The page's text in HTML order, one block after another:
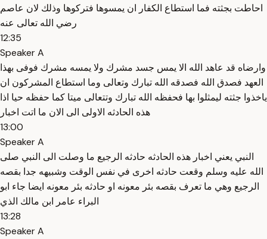
احاطت بجثته فما استطاع الكفار ان يمسوها فتركوها وذلك لان عاصم
رضي الله تعالى عنه
12:35
Speaker A
وارضاه قد عاهد الله الا يمس جسد مشرك ولا يمسه مشرك فوفى بهذا
العهد فصدق الله فصدقه الله تبارك وتعالى وما استطاع المشركون ان
ياخذوا جثته ليمثلوا بها فحفظه الله تبارك وتتعالى ميتا كما حفظه حيا اذا
هذه الحادثه الاولى الى الان ما اتت اخبار
13:00
Speaker A
النبي يعني اخبار هذه الحادثه حادثه الرجيع ما وصلت الى النبي صلى
الله عليه وسلم وقعت حادثه اخرى في نفس الوقت وشبيهه جدا بقصه
الرجيع وهي ما تعرف بقصه بئر معونه او حادثه بئر معونه ايضا جاء ابو
البراء عامر ابن مالك الذي
13:28
Speaker A